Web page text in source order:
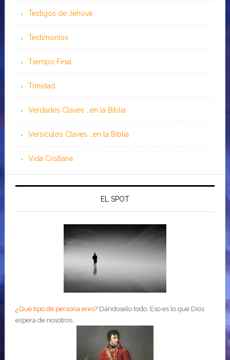
Testigos de Jehová
Testimonios
Tiempo Final
Trinidad
Verdades Claves …en la Biblia
Versículos Claves …en la Biblia
Vida Cristiana
EL SPOT
¿Qué tipo de persona eres? Dándoselo todo. Eso es lo que Dios
espera de nosotros.